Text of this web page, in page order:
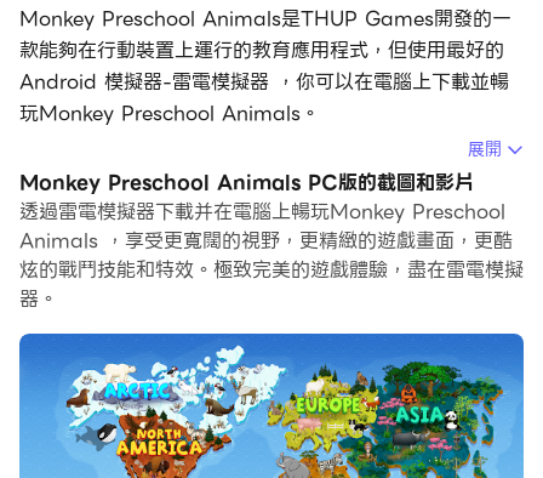
Monkey Preschool Animals是THUP Games開發的一
款能夠在行動裝置上運行的教育應用程式，但使用最好的
Android 模擬器-雷電模擬器 ，你可以在電腦上下載並暢
玩Monkey Preschool Animals。
在電腦上運行Monkey Preschool Animals，您可以在大
螢幕上清晰地瀏覽, 而用滑鼠和鍵盤操控應用程式比用觸摸
屏鍵盤要快得多，同時你將永遠不必擔心設備的電量問題。
通過多開和同步功能，你甚至可以在PC上運行多個應用程
式和帳戶。
而文件互傳功能讓分享圖像、影片和文件也變得非常容易。
下載Monkey Preschool Animals並在PC上運行。享受
PC端的大螢幕和高畫質畫質吧!
展開
Monkey Preschool Animals PC版的截圖和影片
透過雷電模擬器下載并在電腦上暢玩Monkey Preschool
Animals ，享受更寬闊的視野，更精緻的遊戲畫面，更酷
炫的戰鬥技能和特效。極致完美的遊戲體驗，盡在雷電模擬
器。